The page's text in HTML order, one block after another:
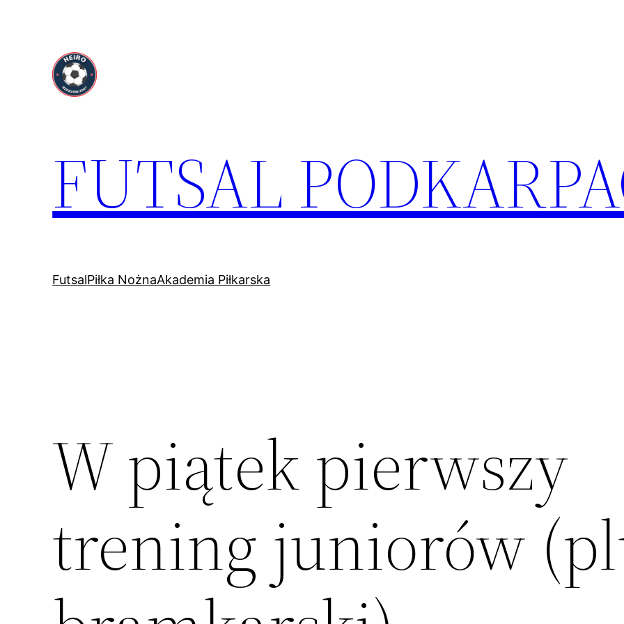
FUTSAL
FutsalPiłka NożnaAkademia Piłkarska
W piątek pierwszy
trening juniorów